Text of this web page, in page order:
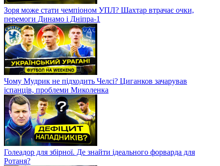
Зоря може стати чемпіоном УПЛ? Шахтар втрачає очки,
перемоги Динамо і Дніпра-1
Чому Мудрик не підходить Челсі? Циганков зачарував
іспанців, проблеми Миколенка
Голеадор для збірної. Де знайти ідеального форварда для
Ротаня?